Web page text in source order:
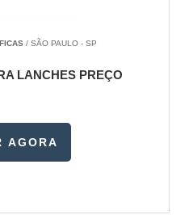
/ SÃO PAULO - SP
LANCHES PREÇO
AGORA